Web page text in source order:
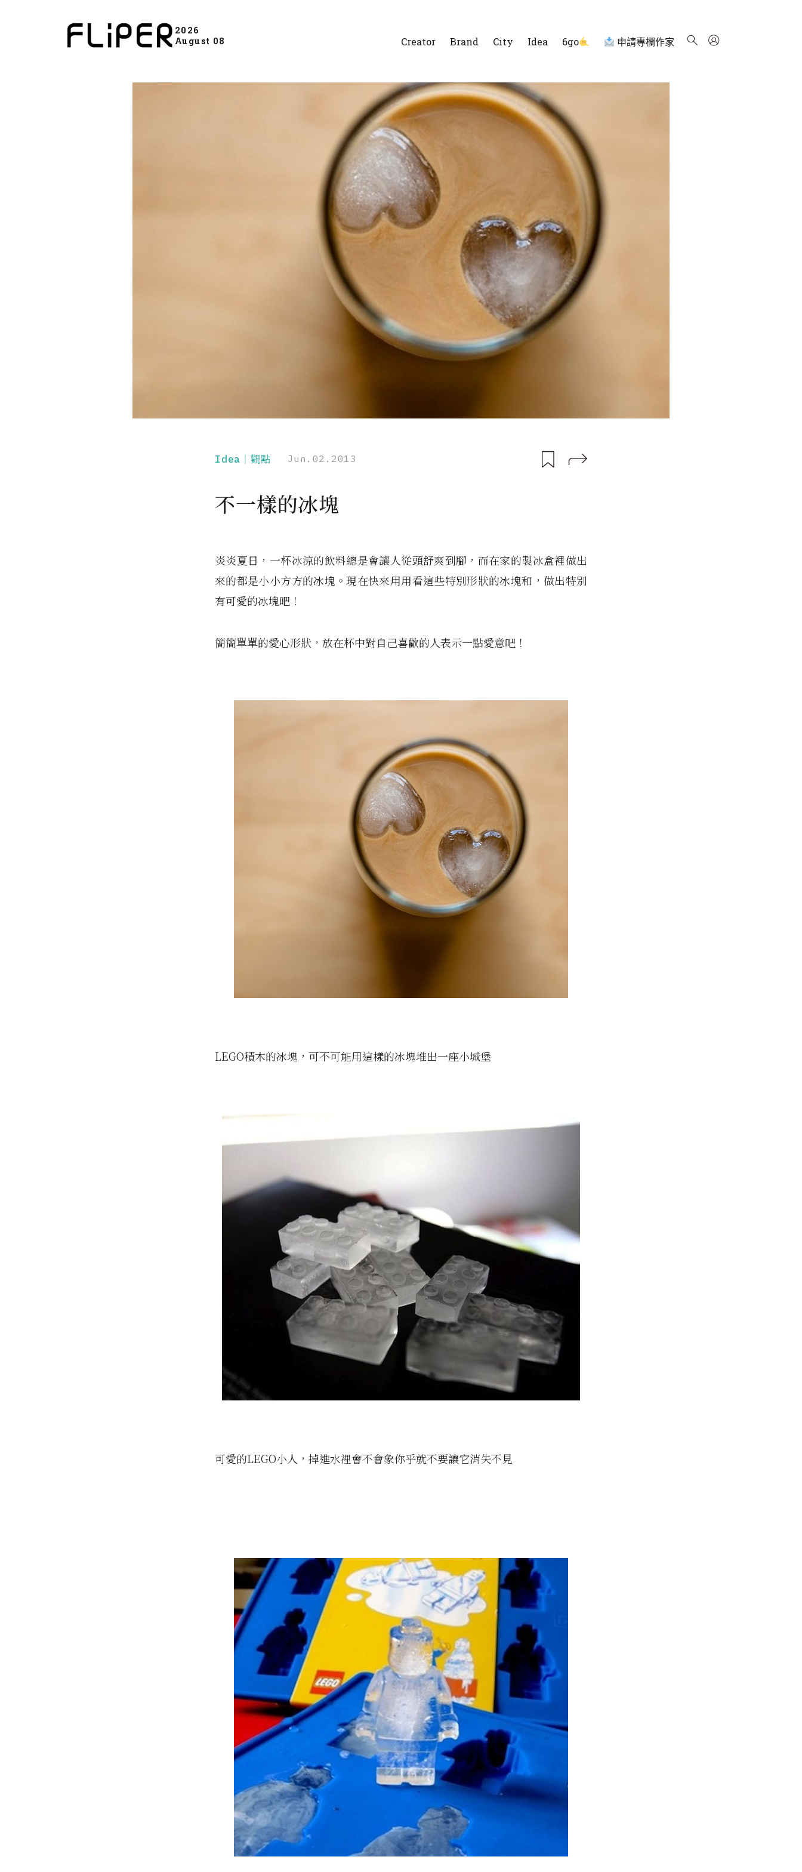
2026
August 08
Creator Brand City Idea 6go 申請專欄作家
Idea｜觀點 Jun.02.2013
不一樣的冰塊
炎炎夏日，一杯冰涼的飲料總是會讓人從頭舒爽到腳，而在家的製冰盒裡做出
來的都是小小方方的冰塊。現在快來用用看這些特別形狀的冰塊和，做出特別
有可愛的冰塊吧！
簡簡單單的愛心形狀，放在杯中對自己喜歡的人表示一點愛意吧！
LEGO積木的冰塊，可不可能用這樣的冰塊堆出一座小城堡
可愛的LEGO小人，掉進水裡會不會象你乎就不要讓它消失不見